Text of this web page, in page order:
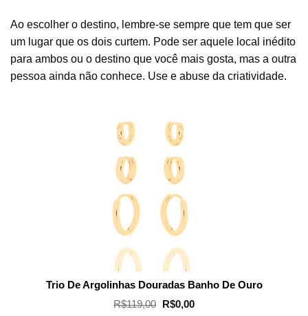
Ao escolher o destino, lembre-se sempre que tem que ser
um lugar que os dois curtem. Pode ser aquele local inédito
para ambos ou o destino que você mais gosta, mas a outra
pessoa ainda não conhece. Use e abuse da criatividade.
Trio De Argolinhas Douradas Banho De Ouro
R$119,00
O
R$0,00O